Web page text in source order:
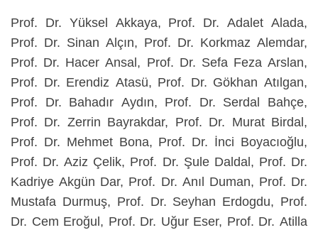
Prof. Dr. Yüksel Akkaya, Prof. Dr. Adalet Alada,
Prof. Dr. Sinan Alçın, Prof. Dr. Korkmaz Alemdar,
Prof. Dr. Hacer Ansal, Prof. Dr. Sefa Feza Arslan,
Prof. Dr. Erendiz Atasü, Prof. Dr. Gökhan Atılgan,
Prof. Dr. Bahadır Aydın, Prof. Dr. Serdal Bahçe,
Prof. Dr. Zerrin Bayrakdar, Prof. Dr. Murat Birdal,
Prof. Dr. Mehmet Bona, Prof. Dr. İnci Boyacıoğlu,
Prof. Dr. Aziz Çelik, Prof. Dr. Şule Daldal, Prof. Dr.
Kadriye Akgün Dar, Prof. Dr. Anıl Duman, Prof. Dr.
Mustafa Durmuş, Prof. Dr. Seyhan Erdogdu, Prof.
Dr. Cem Eroğul, Prof. Dr. Uğur Eser, Prof. Dr. Atilla